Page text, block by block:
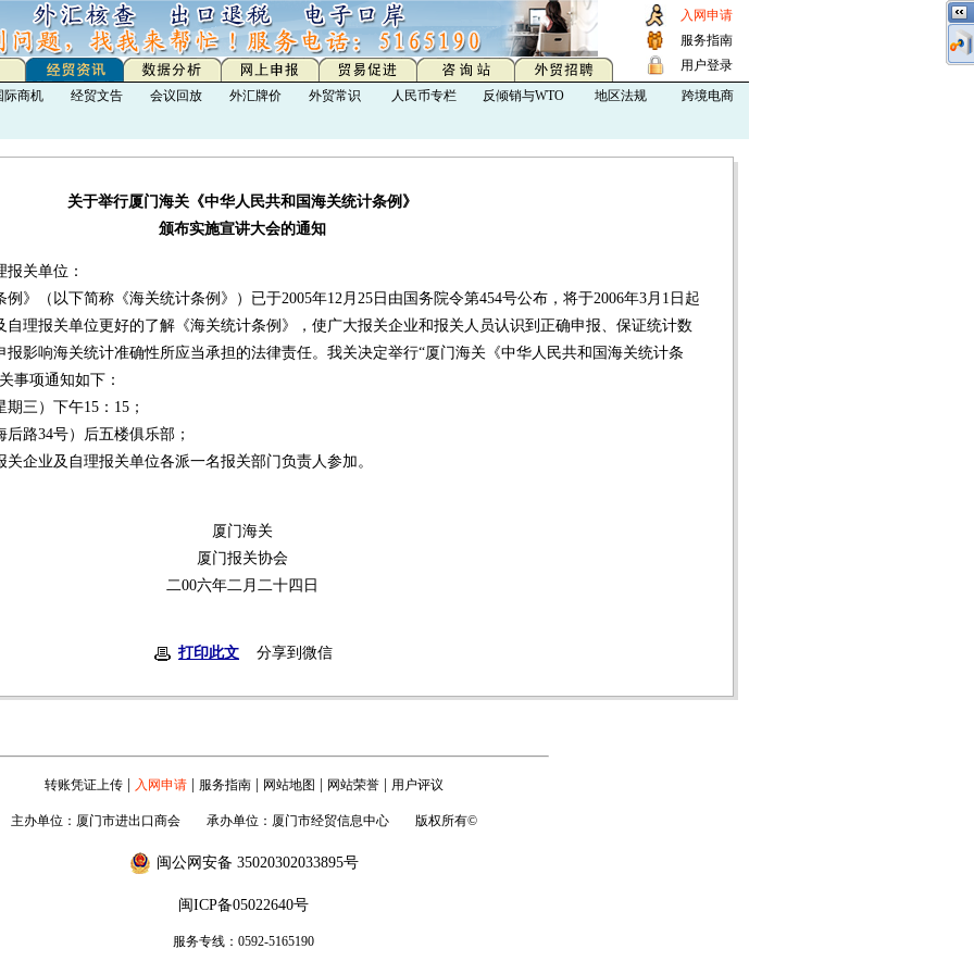
入网申请
服务指南
用户登录
际商机 经贸文告 会议回放 外汇牌价 外贸常识 人民币专栏 反倾销与WTO 地区法规
跨境电商
关于举行厦门海关《中华人民共和国海关统计条例》
颁布实施宣讲大会的通知
关单位：
（以下简称《海关统计条例》）已于2005年12月25日由国务院令第454号公布，将于2006年3月1日起
理报关单位更好的了解《海关统计条例》，使广大报关企业和报关人员认识到正确申报、保证统计数
影响海关统计准确性所应当承担的法律责任。我关决定举行“厦门海关《中华人民共和国海关统计条
事项通知如下：
三）下午15：15；
路34号）后五楼俱乐部；
业及自理报关单位各派一名报关部门负责人参加。
厦门海关
厦门报关协会
二00六年二月二十四日
打印此文 分享到微信
转账凭证上传| 入网申请| 服务指南| 网站地图 网站荣誉| 用户评议
主办单位：厦门市进出口商会 承办单位：厦门市经贸信息中心 版权所有©
闽公网安备 35020302033895号
闽ICP备05022640号
服务专线：0592-5165190